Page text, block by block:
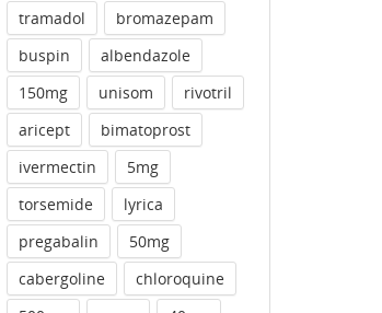
tramadol
bromazepam
buspin
albendazole
150mg
unisom
rivotril
aricept
bimatoprost
ivermectin
5mg
torsemide
lyrica
pregabalin
50mg
cabergoline
chloroquine